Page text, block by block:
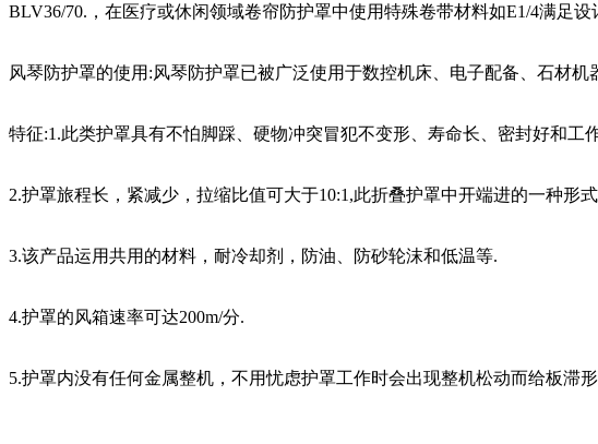
BLV36/70.，在医疗或休闲领域卷帘防护罩中使用特殊卷带材料如E1/4满足设
风琴防护罩的使用:风琴防护罩已被广泛使用于数控机床、电子配备、石材
特征:1.此类护罩具有不怕脚踩、硬物冲突冒犯不变形、寿命长、密封好和工
2.护罩旅程长，紧减少，拉缩比值可大于10:1,此折叠护罩中开端进的一种形
3.该产品运用共用的材料，耐冷却剂，防油、防砂轮沫和低温等.
4.护罩的风箱速率可达200m/分.
5.护罩内没有任何金属整机，不用忧虑护罩工作时会出现整机松动而给板滞形